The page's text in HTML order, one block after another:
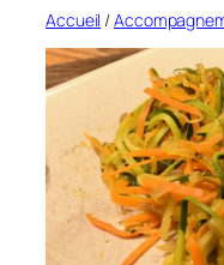
h
e
r
c
h
e
r
Accueil /